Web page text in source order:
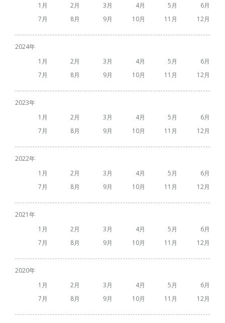
1
2 3 4 5
6
7
8 9 10 11 12
2024
1
2 3 4 5
6
7
8 9 10 11 12
2023
1
2 3 4 5
6
7
8 9 10 11 12
2022
1
2 3 4 5
6
7
8 9 10 11 12
2021
1
2 3 4 5
6
7
8 9 10 11 12
2020
1
2 3 4 5
6
7
8 9 10 11 12